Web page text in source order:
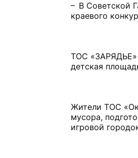
– В Советской
краевого
ТОС «ЗАРЯДЬЕ»
детская
Жители ТОС
мусора,
игровой